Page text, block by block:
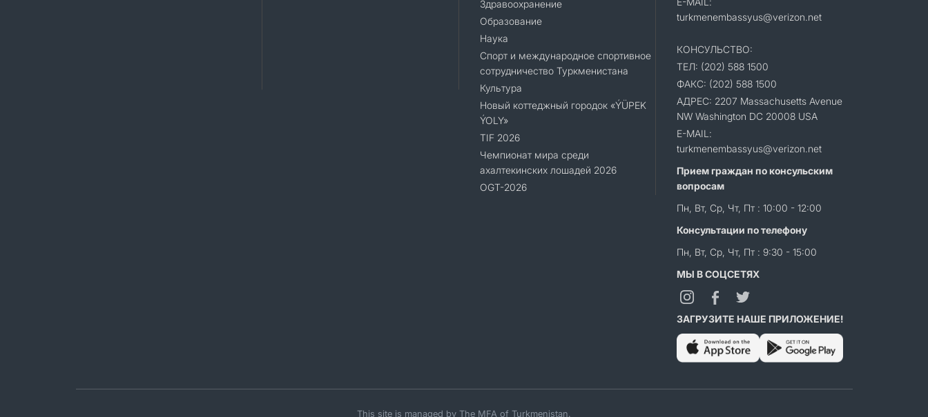
Здравоохранение
Образование
Наука
Спорт и международное спортивное
сотрудничество Туркменистана
Культура
Новый коттеджный городок «ÝÜPEK
ÝOLY»
TIF 2026
Чемпионат мира среди
ахалтекинских лошадей 2026
OGT-2026
turkmenembassyus@verizon.net
КОНСУЛЬСТВО:
ТЕЛ: (202) 588 1500
ФАКС: (202) 588 1500
АДРЕС: 2207 Massachusetts Avenue
NW Washington DC 20008 USA
E-MAIL:
turkmenembassyus@verizon.net
Прием граждан по консульским
вопросам
Пн, Вт, Ср, Чт, Пт : 10:00 - 12:00
Консультации по телефону
Пн, Вт, Ср, Чт, Пт : 9:30 - 15:00
МЫ В СОЦСЕТЯХ
ЗАГРУЗИТЕ НАШЕ ПРИЛОЖЕНИЕ!
This site is managed by The MFA of Turkmenistan.